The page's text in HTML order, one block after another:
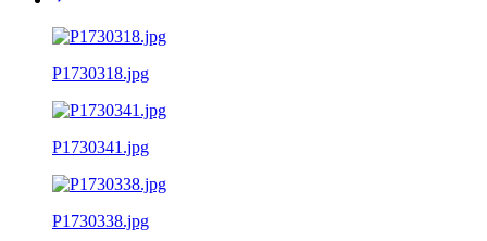
P1730318.jpg
P1730341.jpg
P1730338.jpg